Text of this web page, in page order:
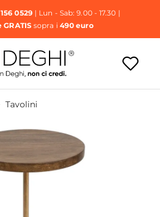
0529| Lun - Sab: 9.00 - 17.30 |
sopra i 490 euro
Tavolini